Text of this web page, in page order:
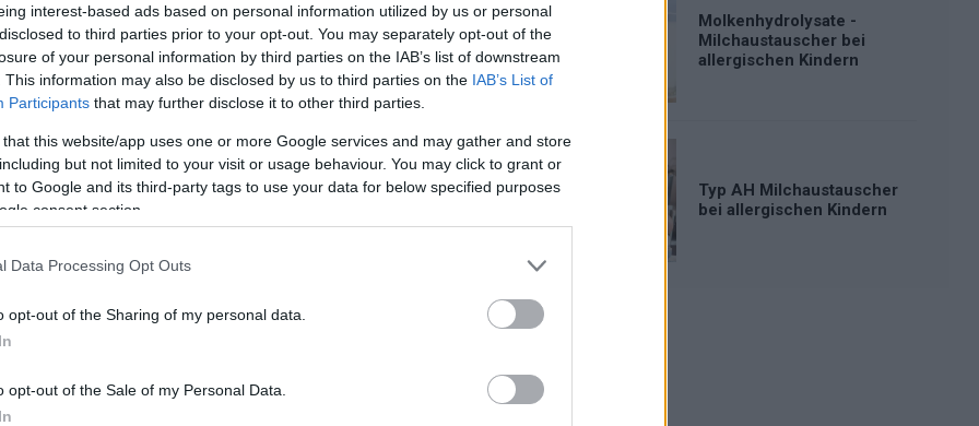
interest-based ads based on personal information utilized by us or personal
to third parties prior to your opt-out. You may separately opt-out of the
of your personal information by third parties on the IAB’s list of downstream
This information may also be disclosed by us to third parties on the IAB’s List of
Participants that may further disclose it to other third parties.
that this website/app uses one or more Google services and may gather and store
but not limited to your visit or usage behaviour. You may click to grant or
to Google and its third-party tags to use your data for below specified purposes
consent section.
Data Processing Opt Outs
opt-out of the Sharing of my personal data.
opt-out of the Sale of my Personal Data.
Unverträglichkeit?
ist eine Unverträglichkeit?
Molkenhydrolysate -
Milchaustauscher bei
allergischen Kindern
Typ AH Milchaustauscher
bei allergischen Kindern